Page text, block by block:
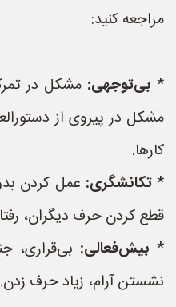
مراجعه کنید:
* بی‌توجهی: مشکل در
مشکل در پیروی از
کارها.
*تکانشگری: عمل کردن
قطع کردن حرف دیگران،
* بیش‌فعالی:
نشستن آرام، زیاد حرف زدن.